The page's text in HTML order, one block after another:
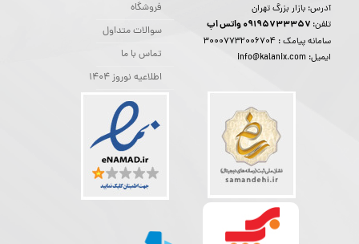
فروشگاه
سوالات متداول
تماس با ما
اطلاعیه نوروز 1404
آدرس: بازار بزرگ تهران
تلفن:
سامانه پیامک :30007732006704
ایمیل: info@kalanix.com